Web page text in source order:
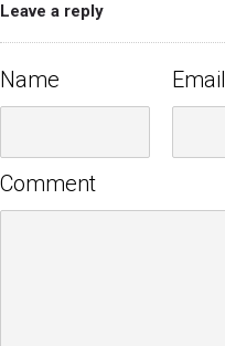
Leave a reply
Name Email
Comment